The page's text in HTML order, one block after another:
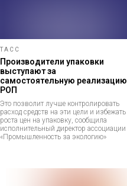
ТАСС
Производители упаковки
выступают за
самостоятельную реализацию
РОП
Это позволит лучше контролировать
расход средств на эти цели и избежать
роста цен на упаковку, сообщила
исполнительный директор ассоциации
«Промышленность за экологию»